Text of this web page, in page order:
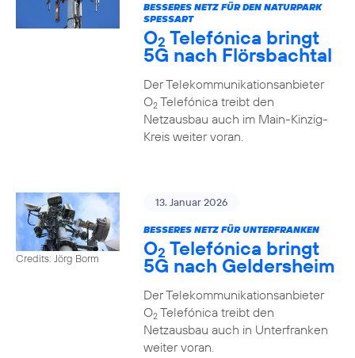
BESSERES NETZ FÜR DEN NATURPARK
SPESSART
O2 Telefónica bringt
5G nach Flörsbachtal
Der Telekommunikationsanbieter
O2Telefónica treibt den
Netzausbau auch im Main-Kinzig-
Kreis weiter voran.
Credits: Jörg Borm
13. Januar 2026
BESSERES NETZ FÜR UNTERFRANKEN
O2 Telefónica bringt
5G nach Geldersheim
Der Telekommunikationsanbieter
O2Telefónica treibt den
Netzausbau auch in Unterfranken
weiter voran.